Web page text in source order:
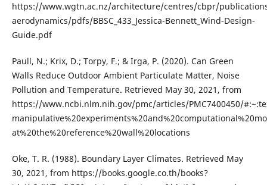
https://www.wgtn.ac.nz/architecture/centres/cbpr/
aerodynamics/pdfs/BBSC_433_Jessica-Bennett_Wind-Design-
Guide.pdf
Paull, N.; Krix, D.; Torpy, F.; & Irga, P. (2020). Can Green
Walls Reduce Outdoor Ambient Particulate Matter, Noise
Pollution and Temperature. Retrieved May 30, 2021, from
https://www.ncbi.nlm.nih.gov/pmc/articles/PMC7400450/
at%20the%20reference%20wall%20locations
Oke, T. R. (1988). Boundary Layer Climates. Retrieved May
30, 2021, from https://books.google.co.th/books?